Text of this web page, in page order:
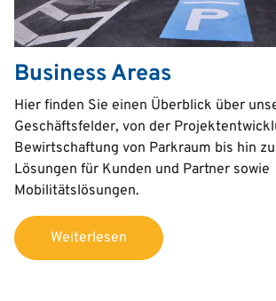
Business Areas
Text
Hier finden Sie einen Überblick über
Geschäftsfelder, von der
Bewirtschaftung von Parkraum bis hin
Lösungen für Kunden und Partner sowie
Mobilitätslösungen.
Weiterlesen